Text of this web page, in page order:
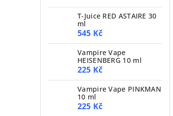
T-Juice RED ASTAIRE 30
ml
545 Kč
Vampire Vape
HEISENBERG 10 ml
225 Kč
Vampire Vape PINKMAN
10 ml
225 Kč